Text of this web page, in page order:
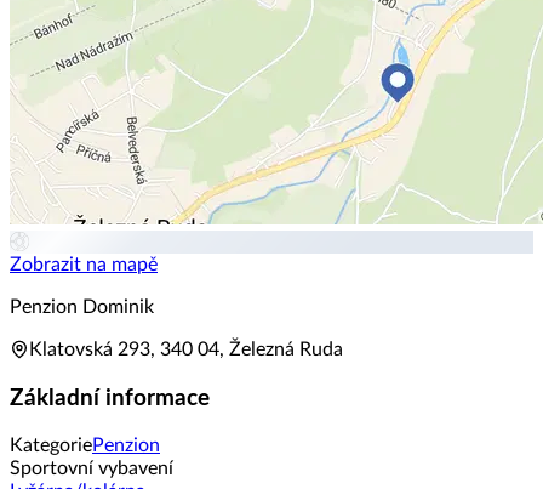
Zobrazit na mapě
Penzion Dominik
Klatovská 293, 340 04, Železná Ruda
Základní informace
KategoriePenzion
Sportovní vybavení